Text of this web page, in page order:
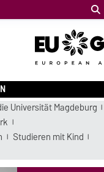
Universität Magdeburg
Studieren mit Kind